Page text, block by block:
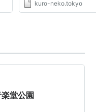
kuro-neko.tokyo
堂公園